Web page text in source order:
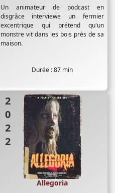
Un animateur de podcast en
disgrâce interviewe un fermier
excentrique qui prétend qu'un
monstre vit dans les bois près de sa
maison.
Durée : 87 min
2022
Allegoria